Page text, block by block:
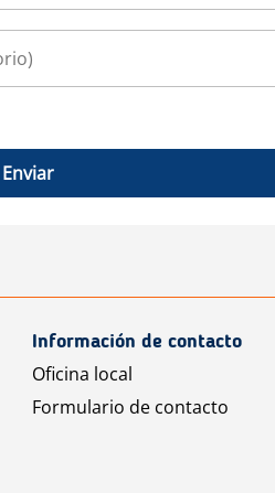
Enviar
Información de contacto
Oficina local
Formulario de contacto